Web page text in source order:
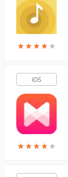
★★★★ ★
★★★★ ★
iOS
★★★★ ★
★★★★ ★